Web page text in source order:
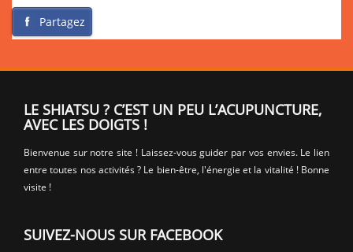
Partagez
LE SHIATSU ? C’EST UN PEU L’ACUPUNCTURE,
AVEC LES DOIGTS !
Bienvenue sur notre site ! Laissez-vous guider par vos envies. Le lien
entre toutes nos activités ? Le bien-être, l'énergie et la vitalité ! Bonne
visite !
SUIVEZ-NOUS SUR FACEBOOK